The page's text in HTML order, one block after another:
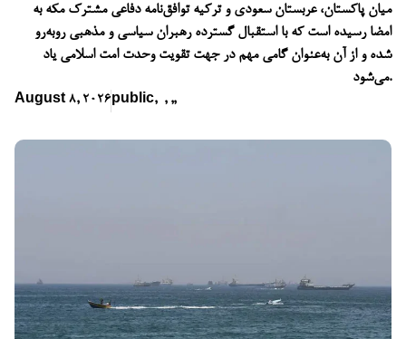
میان پاکستان، عربستان سعودی و ترکیه توافق‌نامه دفاعی مشترک مکه به
امضا رسیده است که با استقبال گسترده رهبران سیاسی و مذهبی روبه‌رو
شده و از آن به‌عنوان گامی مهم در جهت تقویت وحدت امت اسلامی یاد
می‌شود.
August 8, 2026 public, ,,,